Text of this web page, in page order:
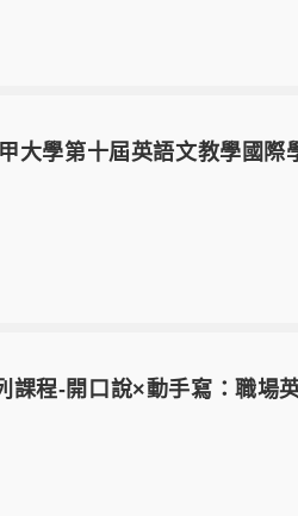
大學第十屆英語文教學國際
課程-開口說×動手寫：職場